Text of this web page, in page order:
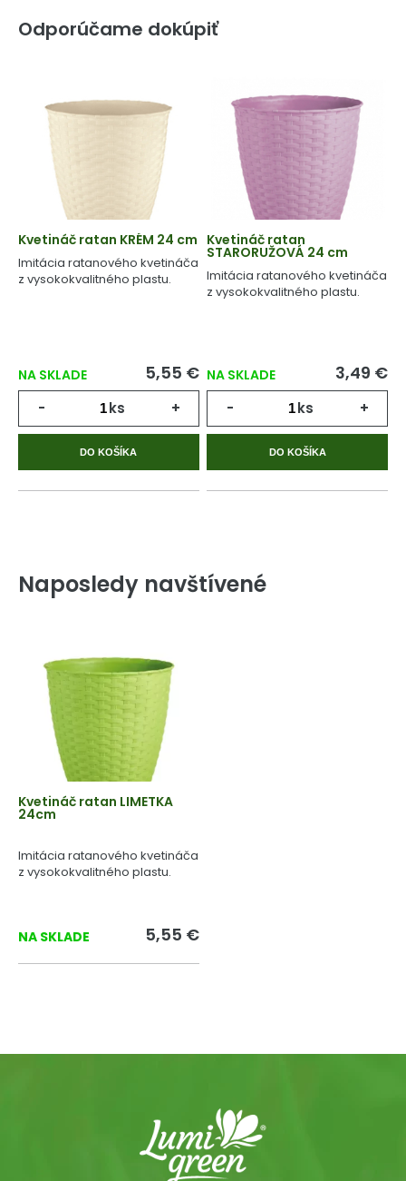
Odporúčame dokúpiť
Kvetináč ratan KRÉM 24 cm
Imitácia ratanového kvetináča
z vysokokvalitného plastu.
NA SKLADE 5,55 €
- ks +
DO KOŠÍKA
Kvetináč ratan
STARORUŽOVÁ 24 cm
Imitácia ratanového kvetináča
z vysokokvalitného plastu.
NA SKLADE 3,49 €
- ks +
DO KOŠÍKA
Naposledy navštívené
Kvetináč ratan LIMETKA
24cm
Imitácia ratanového kvetináča
z vysokokvalitného plastu.
NA SKLADE 5,55 €